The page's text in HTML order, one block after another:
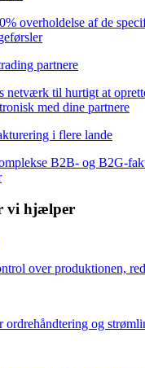
overholdelse af de
partnere
netværk til hurtigt at
med dine partnere
i flere lande
B2B- og B2G-
vi hjælper
over produktionen,
ordrehåndtering og